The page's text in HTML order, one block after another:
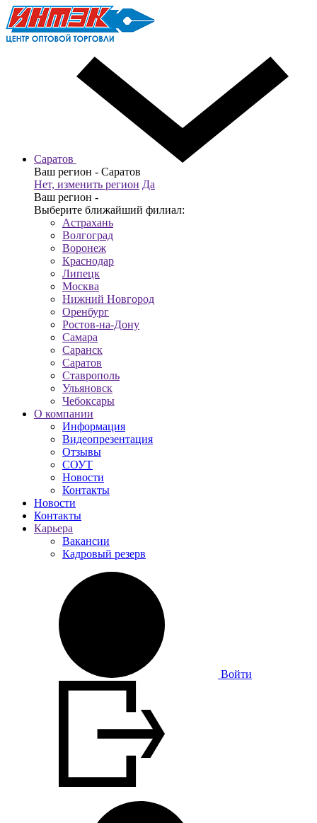
Саратов
Ваш регион - Саратов
Нет, изменить регион Да
Ваш регион -
Выберите ближайший филиал:
Астрахань
Волгоград
Воронеж
Краснодар
Липецк
Москва
Нижний Новгород
Оренбург
Ростов-на-Дону
Самара
Саранск
Саратов
Ставрополь
Ульяновск
Чебоксары
О компании
Информация
Видеопрезентация
Отзывы
СОУТ
Новости
Контакты
Новости
Контакты
Карьера
Вакансии
Кадровый резерв
Войти